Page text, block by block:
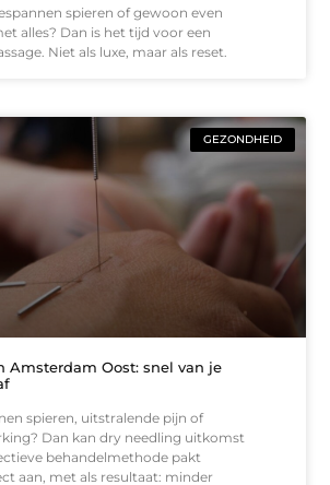
spieren of gewoon even
alles? Dan is het tijd voor een
Niet als luxe, maar als reset.
GEZONDHEID
Amsterdam Oost: snel van je
spieren, uitstralende pijn of
Dan kan dry needling uitkomst
behandelmethode pakt
aan, met als resultaat: minder